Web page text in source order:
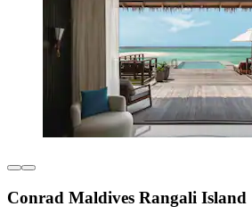
Conrad Maldives Rangali Island